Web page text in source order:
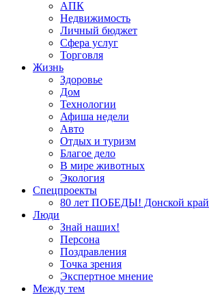
АПК
Недвижимость
Личный бюджет
Сфера услуг
Торговля
Жизнь
Здоровье
Дом
Технологии
Афиша недели
Авто
Отдых и туризм
Благое дело
В мире животных
Экология
Спецпроекты
80 лет ПОБЕДЫ! Донской край
Люди
Знай наших!
Персона
Поздравления
Точка зрения
Экспертное мнение
Между тем